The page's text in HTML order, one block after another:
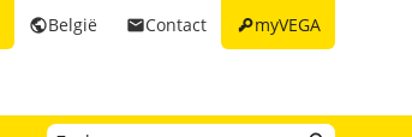
keymyVEGA
emailContact
publicBelgië